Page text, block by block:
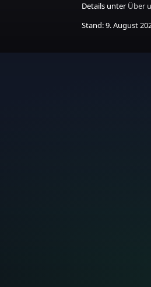
Details unter Über
Stand: 9. August